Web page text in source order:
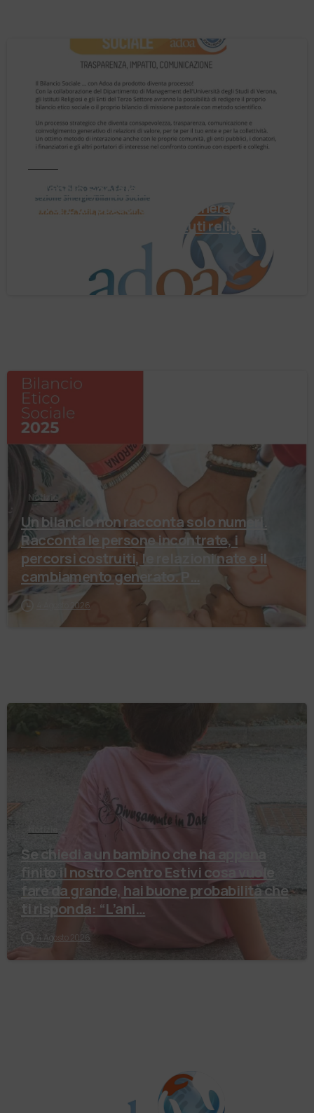
Il Bilancio Sociale non è un punto di
arrivo. È un percorso che genera valore!
Negli ultimi anni enti, istituti religiosi,
Notizie
Un bilancio non racconta solo numeri.
Racconta le persone incontrate, i
percorsi costruiti, le relazioni nate e il
4 Agosto 2026
Se chiedi a un bambino che ha appena
finito il nostro Centro Estivi cosa vuole
fare da grande, hai buone probabilità che
ti risponda: “L’ani…
4 Agosto 2026